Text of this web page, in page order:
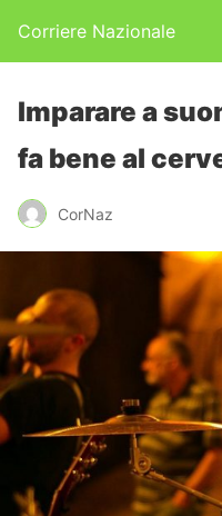
Corriere Nazionale
Imparare a
fa bene al
CorNaz